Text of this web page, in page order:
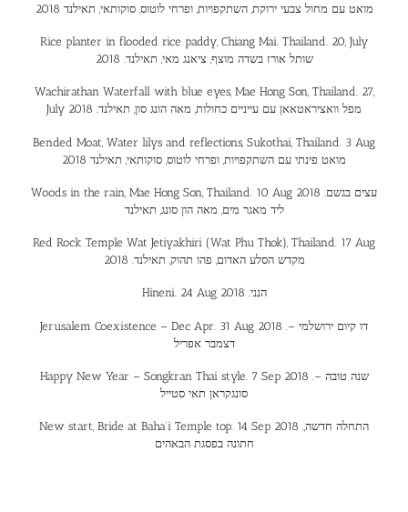
2018 מואט עם מחול צבעי ירוקת, השתקפויות, ופרחי לוטוס, סוקותאי, תאילנד
Rice planter in flooded rice paddy, Chiang Mai. Thailand. 20, July
2018 .שותל אורז בשדה מוצף, ציאנג מאי, תאילנד
Wachirathan Waterfall with blue eyes, Mae Hong Son, Thailand. 27,
July 2018 .מפל וואציראטאאן עם עייניים כחולות, מאה הונג סון, תאילנד
Bended Moat, Water lilys and reflections, Sukothai, Thailand. 3 Aug
2018 מואט פינתי עם השתקפויות, ופרחי לוטוס, סוקותאי, תאילנד
Woods in the rain, Mae Hong Son, Thailand. 10 Aug 2018 .עצים בגשם
ליד מאגר מים, מאה הון סונג, תאילנד
Red Rock Temple Wat Jetiyakhiri (Wat Phu Thok), Thailand. 17 Aug
2018 .מקדש הסלע האדום, פהו תהוק, תאילנד
Hineni. 24 Aug 2018 .הנני
Jerusalem Coexistence – Dec Apr. 31 Aug 2018 .דו קיום ירושלמי –
דצמבר אפריל
Happy New Year – Songkran Thai style. 7 Sep 2018 .שנה טובה –
סונגקראן תאי סטייל
New start, Bride at Baha’i Temple top. 14 Sep 2018 .התחלה חדשה,
חתונה בפסגת הבאהים